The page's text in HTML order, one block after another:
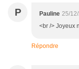
P Pauline 25/
<br /> Joyeux
Répondre